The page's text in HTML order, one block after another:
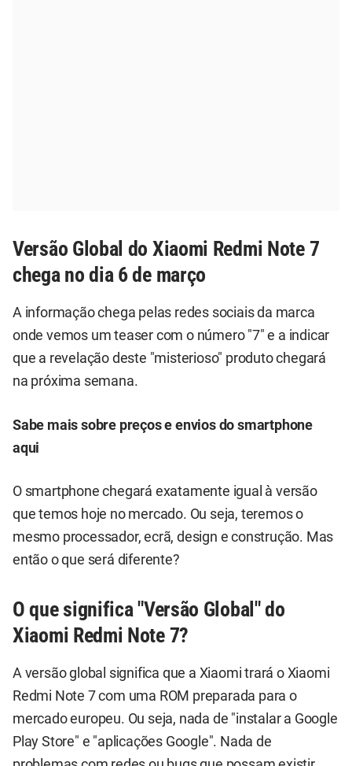
Versão Global do Xiaomi Redmi Note 7
chega no dia 6 de março
A informação chega pelas redes sociais da marca
onde vemos um teaser com o número "7" e a indicar
que a revelação deste "misterioso" produto chegará
na próxima semana.
Sabe mais sobre preços e envios do smartphone
aqui
O smartphone chegará exatamente igual à versão
que temos hoje no mercado. Ou seja, teremos o
mesmo processador, ecrã, design e construção. Mas
então o que será diferente?
O que significa "Versão Global" do
Xiaomi Redmi Note 7?
A versão global significa que a Xiaomi trará o Xiaomi
Redmi Note 7 com uma ROM preparada para o
mercado europeu. Ou seja, nada de "instalar a Google
Play Store" e "aplicações Google". Nada de